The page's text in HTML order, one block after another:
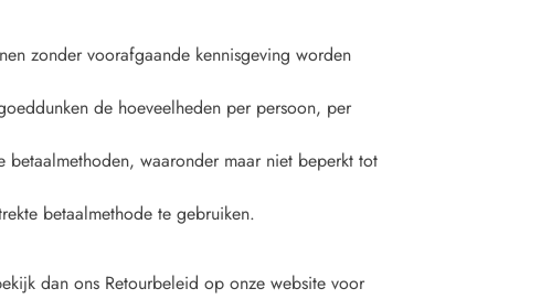
zonder voorafgaande kennisgeving worden
de hoeveelheden per persoon, per
waaronder maar niet beperkt tot
betaalmethode te gebruiken.
dan ons Retourbeleid op onze website voor